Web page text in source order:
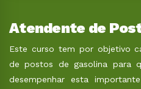
Atendente de
Este curso tem por objetivo
de postos de gasolina para
desempenhar esta